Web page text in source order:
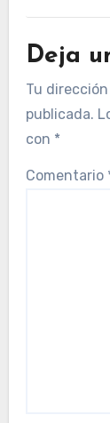
Deja
Tu
publicada.
con *
Comentario